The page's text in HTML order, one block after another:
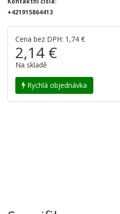
+421915864413
Cena bez DPH: 1,74 €
2,14 €
Na skladě
Rychlá objednávka